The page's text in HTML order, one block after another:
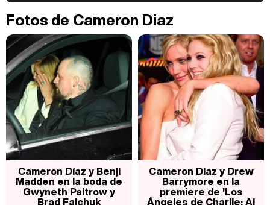
Carlota Corredera y Javier de Hoyos: "La tele tiene que representar al público también y aquí están todos los perfiles posibles&quo;
Fotos de Cameron Diaz
Cameron Díaz y Benji
Madden en la boda de
Gwyneth Paltrow y
Cameron Diaz y Drew
Barrymore en la
premiere de 'Los